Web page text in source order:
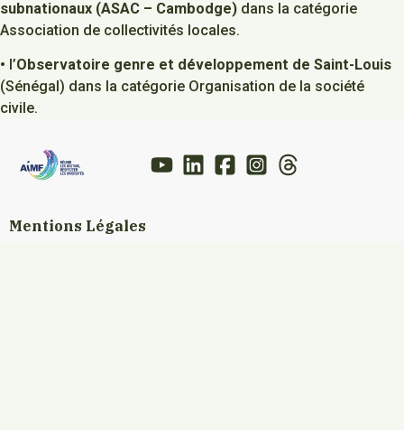
subnationaux (ASAC – Cambodge) dans la catégorie
Association de collectivités locales.
• l’Observatoire genre et développement de Saint-Louis
(Sénégal) dans la catégorie Organisation de la société
civile.
Mentions Légales